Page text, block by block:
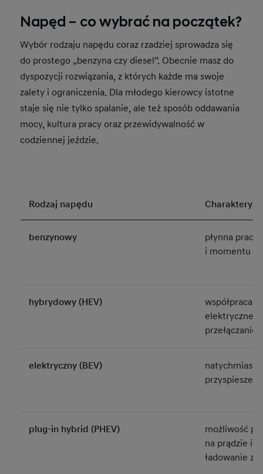
Napęd – co wybrać na początek?
Wybór rodzaju napędu coraz rzadziej sprowadza się
do prostego „benzyna czy diesel”. Obecnie masz do
dyspozycji rozwiązania, z których każde ma swoje
zalety i ograniczenia. Dla młodego kierowcy istotne
staje się nie tylko spalanie, ale też sposób oddawania
mocy, kultura pracy oraz przewidywalność w
codziennej jeździe.
Rodzaj napędu
benzynowy
płynna
i momentu
hybrydowy (HEV)
współpraca
przełączanie
elektryczny (BEV)
plug-in hybrid (PHEV)
możliwość
na prądzie i
ładowanie z